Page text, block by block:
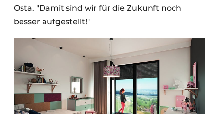
Osta. "Damit sind wir für die Zukunft noch
besser aufgestellt!"